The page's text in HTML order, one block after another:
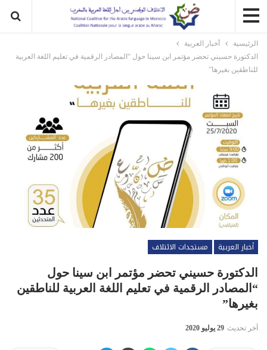
الرئيسية
أخبار العربية
الدكتورة حسيني تحضر مؤتمر ابن سينا حول “المصادر الرقمية في تعليم اللغة العربية
للناطقين بغيرها”
أخبار العربية
مستجدات الائتلاف
الدكتورة حسيني تحضر مؤتمر ابن سينا حول
“المصادر الرقمية في تعليم اللغة العربية للناطقين
بغيرها”
آخر تحديث 29 يوليو 2020